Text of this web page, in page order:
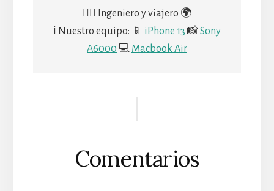
🙋‍♂️ Ingeniero y viajero 🌍
ℹ Nuestro equipo: 📱 iPhone 13 📸Sony
A6000 💻 Macbook Air
Comentarios